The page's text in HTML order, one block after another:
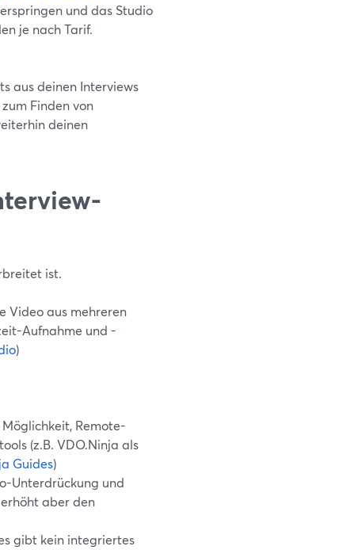
und das Studio
je nach Tarif.
aus deinen Interviews
Finden von
deinen
ist.
Video aus mehreren
Aufnahme und -
)
Remote-
(z.B. VDO.Ninja als
Guides)
Unterdrückung und
aber den
gibt kein integriertes